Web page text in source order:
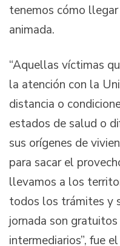
tenemos cómo
animada.
“Aquellas víctimas
la atención con la
distancia o
estados de salud o
sus orígenes de
para sacar el
llevamos a los
todos los trámites y
jornada son
intermediarios”, fue